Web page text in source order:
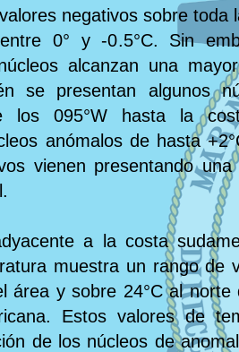
negativos sobre toda
0° y -0.5°C. Sin
alcanzan una
se presentan algunos
los 095°W hasta la
anómalos de hasta
vienen presentando
a la costa
muestra un rango de
área y sobre 24°C al
Estos valores de
de los núcleos de